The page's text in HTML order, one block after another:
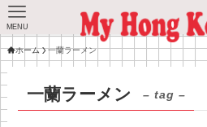
MENU
ホーム 一蘭ラーメン
一蘭ラーメン – tag –